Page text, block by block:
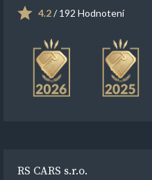
4.2/ 192 Hodnotení
RS CARS s.r.o.